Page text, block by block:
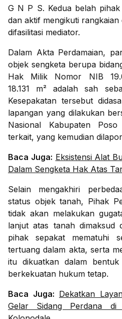
G N P S. Kedua belah
dan aktif mengikuti
difasilitasi mediator.
Dalam Akta Perdamaian,
objek sengketa berupa
Hak Milik Nomor NIB
18.131 m² adalah sah
Kesepakatan tersebut
lapangan yang dilakukan
Nasional Kabupaten
terkait, yang kemudian
Baca Juga: Eksistensi Alat
Dalam Sengketa Hak Atas
Selain mengakhiri
status objek tanah, Pihak
tidak akan melakukan
lanjut atas tanah dimaksud
pihak sepakat mematuhi
tertuang dalam akta, serta
itu dikuatkan dalam
berkekuatan hukum tetap.
Baca Juga: Dekatkan
Gelar Sidang Perdana di